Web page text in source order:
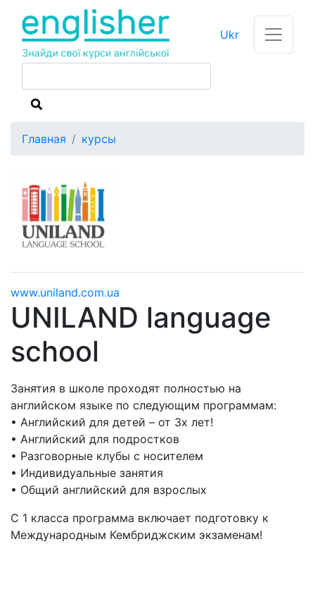
Ukr
Главная курсы
www.uniland.com.ua
UNILAND language
school
Занятия в школе проходят полностью на
английском языке по следующим программам:
• Английский для детей – от 3х лет!
• Английский для подростков
• Разговорные клубы с носителем
• Индивидуальные занятия
• Общий английский для взрослых
С 1 класса программа включает подготовку к
Международным Кембриджским экзаменам!